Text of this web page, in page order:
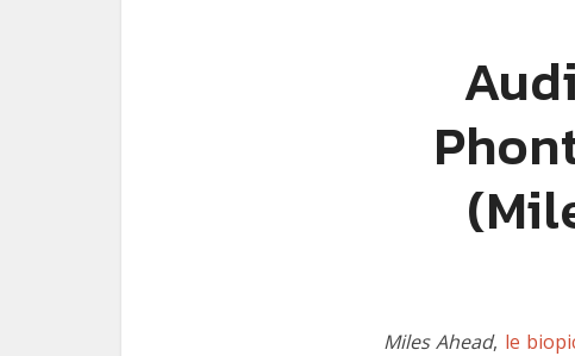
Miles Ahead, le